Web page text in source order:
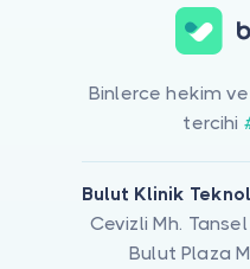
Binlerce hekim
tercihi
Bulut Klinik
Cevizli Mh.
Bulut Plaza